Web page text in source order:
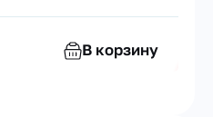
В корзину